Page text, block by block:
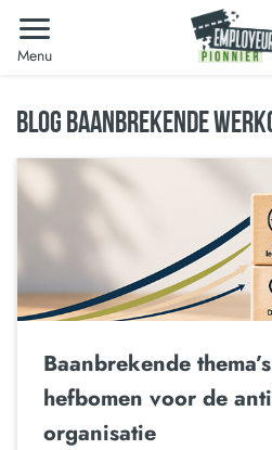
Menu
BLOG BAANBREKENDE
Baanbrekende
hefbomen voor de
organisatie